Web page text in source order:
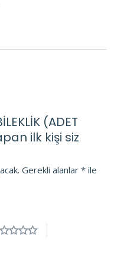
(ADET
ilk kişi siz
Gerekli alanlar * ile